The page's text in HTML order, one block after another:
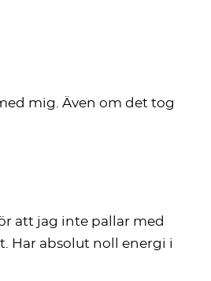
mig. Även om det tog
att jag inte pallar med
Har absolut noll energi i